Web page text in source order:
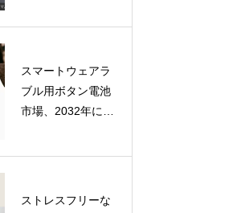
スマートウェアラ
ブル用ボタン電池
市場、2032年には
ストレスフリーな